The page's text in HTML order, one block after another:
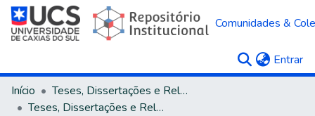
Comunidades &
Entrar
Início
Teses, Dissertações e Relatórios
Teses, Dissertações e Relatórios defendidos na UCS